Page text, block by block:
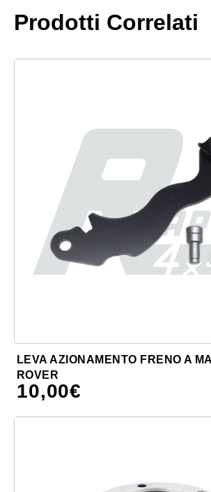
Prodotti Correlati
LEVA AZIONAMENTO FRENO A
ROVER
10,00€